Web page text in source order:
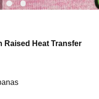
Raised Heat Transfer